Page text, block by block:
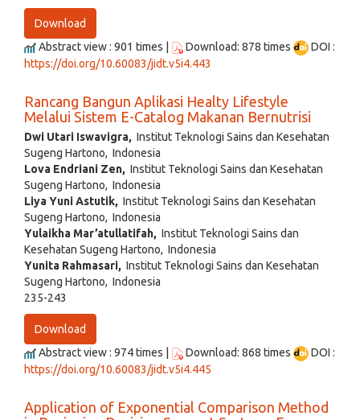
Download
Abstract view : 901 times |
Download: 878 times
DOI :
https://doi.org/10.60083/jidt.v5i4.443
Rancang Bangun Aplikasi Healty Lifestyle
Melalui Sistem E-Catalog Makanan Bernutrisi
Dwi Utari Iswavigra, Institut Teknologi Sains dan Kesehatan
Sugeng Hartono, Indonesia
Lova Endriani Zen, Institut Teknologi Sains dan Kesehatan
Sugeng Hartono, Indonesia
Liya Yuni Astutik, Institut Teknologi Sains dan Kesehatan
Sugeng Hartono, Indonesia
Yulaikha Mar’atullatifah, Institut Teknologi Sains dan
Kesehatan Sugeng Hartono, Indonesia
Yunita Rahmasari, Institut Teknologi Sains dan Kesehatan
Sugeng Hartono, Indonesia
235-243
Download
Abstract view : 974 times |
Download: 868 times
DOI :
https://doi.org/10.60083/jidt.v5i4.445
Application of Exponential Comparison Method